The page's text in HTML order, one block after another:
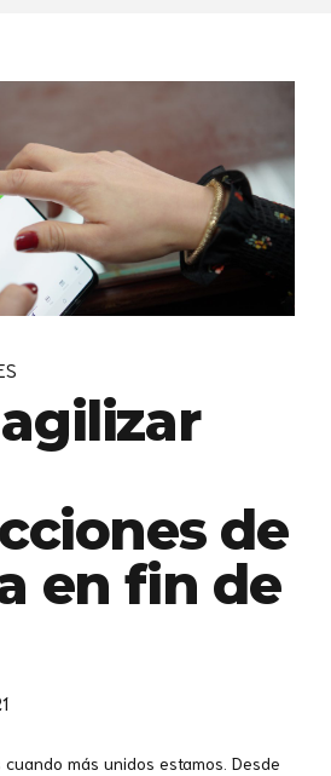
de
en fin de
más unidos estamos. Desde